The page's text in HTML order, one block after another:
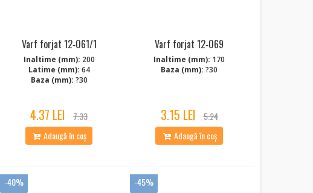
Varf forjat 12‑061/1
Inaltime (mm): 200
Latime (mm): 64
Baza (mm): ?30
4.37 LEI 7.33
Adaugă în coș
Varf forjat 12‑069
Inaltime (mm): 170
Baza (mm): ?30
3.15 LEI 5.24
Adaugă în coș
-40% -45%